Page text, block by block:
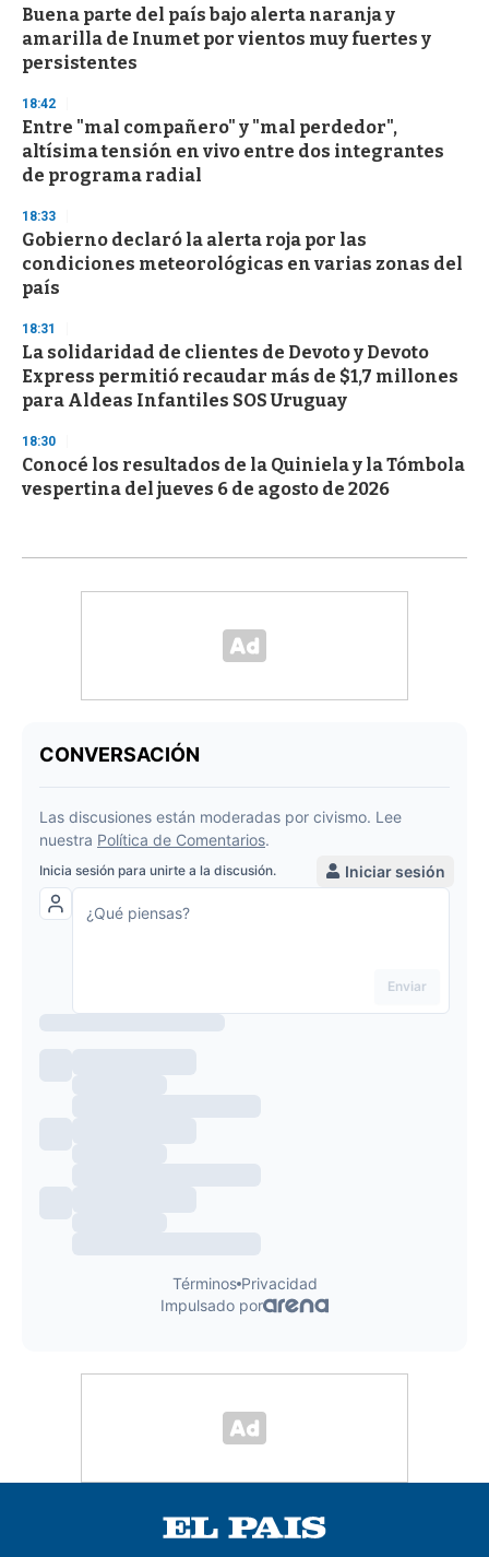
Buena parte del país bajo alerta naranja y
amarilla de Inumet por vientos muy fuertes y
persistentes
18:42
Entre "mal compañero" y "mal perdedor",
altísima tensión en vivo entre dos integrantes
de programa radial
18:33
Gobierno declaró la alerta roja por las
condiciones meteorológicas en varias zonas del
país
18:31
La solidaridad de clientes de Devoto y Devoto
Express permitió recaudar más de $1,7 millones
para Aldeas Infantiles SOS Uruguay
18:30
Conocé los resultados de la Quiniela y la Tómbola
vespertina del jueves 6 de agosto de 2026